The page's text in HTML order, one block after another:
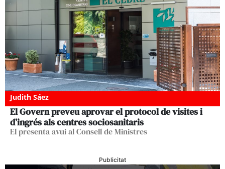
Judith Sáez
El Govern preveu aprovar el protocol de visites i
d’ingrés als centres sociosanitaris
El presenta avui al Consell de Ministres
Publicitat